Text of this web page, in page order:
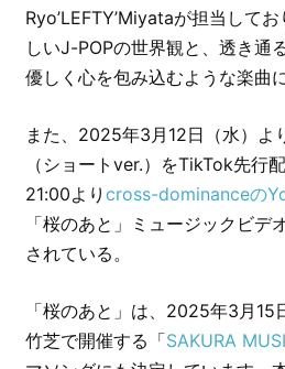
Ryo’LEFTY’Miyataが担当して
しいJ-POPの世界観と、透き通
優しく心を包み込むような楽曲
また、2025年3月12日（水）よ
（ショートver.）をTikTok先行
21:00より cross-dominanceの
「桜のあと」ミュージックビデ
されている。
「桜のあと」は、2025年3月15
竹芝で開催する「SAKURA